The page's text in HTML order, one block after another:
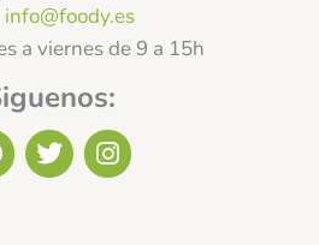
info@foody.es
a viernes de 9 a 15h
T
w
I
n